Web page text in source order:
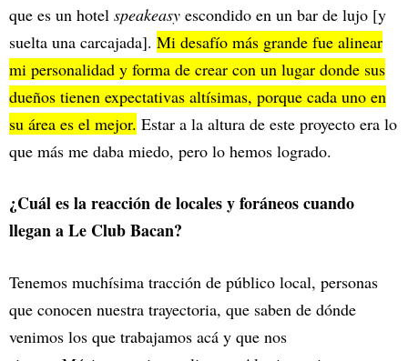
que es un hotel speakeasy escondido en un bar de lujo [y
suelta una carcajada]. Mi desafío más grande fue alinear
mi personalidad y forma de crear con un lugar donde sus
dueños tienen expectativas altísimas, porque cada uno en
su área es el mejor. Estar a la altura de este proyecto era lo
que más me daba miedo, pero lo hemos logrado.
¿Cuál es la reacción de locales y foráneos cuando
llegan a Le Club Bacan?
Tenemos muchísima tracción de público local, personas
que conocen nuestra trayectoria, que saben de dónde
venimos los que trabajamos acá y que nos